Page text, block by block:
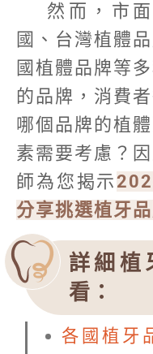
然而，市
國、台灣植體
國植體品牌等
的品牌，消費
哪個品牌的植
素需要考慮？
師為您揭示
分享挑選植牙
詳細植
看：
各國植牙